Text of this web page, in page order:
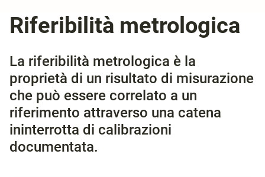
Riferibilità metrologica
La riferibilità metrologica è la
proprietà di un risultato di misurazione
che può essere correlato a un
riferimento attraverso una catena
ininterrotta di calibrazioni
documentata.